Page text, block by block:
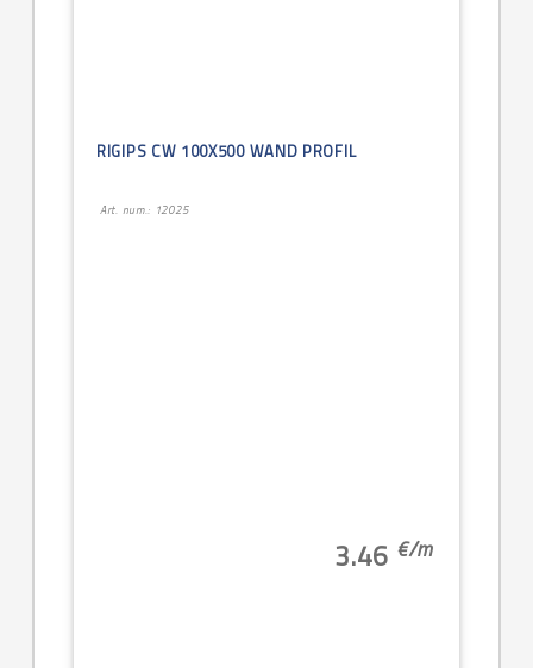
RIGIPS CW 100X500 WAND PROFIL
Art. num.: 12025
3.46 €/m